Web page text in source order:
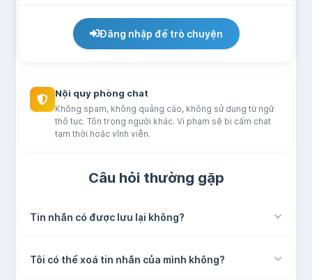
Đăng nhập để trò chuyện
Nội quy phòng chat
Không spam, không quảng cáo, không sử dụng từ ngữ
thô tục. Tôn trọng người khác. Vi phạm sẽ bị cấm chat
tạm thời hoặc vĩnh viễn.
Câu hỏi thường gặp
Tin nhắn có được lưu lại không?
Tôi có thể xoá tin nhắn của mình không?